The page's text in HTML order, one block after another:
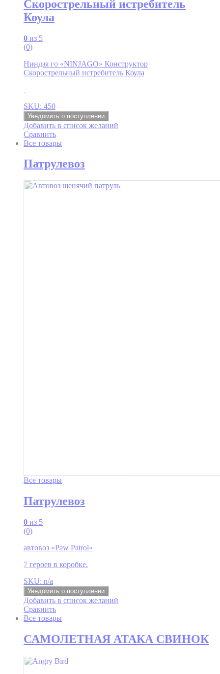
Скорострельный истребитель
Коула
0 из 5
(0)
Ниндзя го «NINJAGO» Конструктор
Скорострельный истребитель Коула
SKU: 450
Уведомить о поступлении
Добавить в список желаний
Сравнить
Все товары
Патрулевоз
Все товары
Патрулевоз
0 из 5
(0)
автовоз «Paw Patrol»
7 героев в коробке.
SKU: n/a
Уведомить о поступлении
Добавить в список желаний
Сравнить
Все товары
САМОЛЕТНАЯ АТАКА СВИНОК